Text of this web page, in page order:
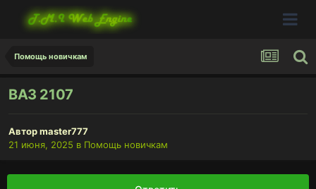
Помощь новичкам
ВАЗ 2107
Авторmaster777
21 июня, 2025 в Помощь новичкам